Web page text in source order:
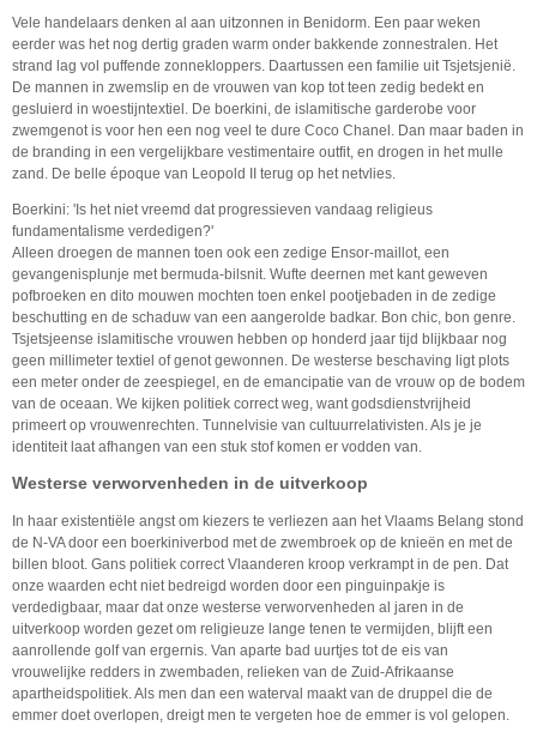
Vele handelaars denken al aan uitzonnen in Benidorm. Een paar weken
eerder was het nog dertig graden warm onder bakkende zonnestralen. Het
strand lag vol puffende zonnekloppers. Daartussen een familie uit Tsjetsjenië.
De mannen in zwemslip en de vrouwen van kop tot teen zedig bedekt en
gesluierd in woestijntextiel. De boerkini, de islamitische garderobe voor
zwemgenot is voor hen een nog veel te dure Coco Chanel. Dan maar baden in
de branding in een vergelijkbare vestimentaire outfit, en drogen in het mulle
zand. De belle époque van Leopold II terug op het netvlies.
Boerkini: 'Is het niet vreemd dat progressieven vandaag religieus
fundamentalisme verdedigen?'
Alleen droegen de mannen toen ook een zedige Ensor-maillot, een
gevangenisplunje met bermuda-bilsnit. Wufte deernen met kant geweven
pofbroeken en dito mouwen mochten toen enkel pootjebaden in de zedige
beschutting en de schaduw van een aangerolde badkar. Bon chic, bon genre.
Tsjetsjeense islamitische vrouwen hebben op honderd jaar tijd blijkbaar nog
geen millimeter textiel of genot gewonnen. De westerse beschaving ligt plots
een meter onder de zeespiegel, en de emancipatie van de vrouw op de bodem
van de oceaan. We kijken politiek correct weg, want godsdienstvrijheid
primeert op vrouwenrechten. Tunnelvisie van cultuurrelativisten. Als je je
identiteit laat afhangen van een stuk stof komen er vodden van.
Westerse verworvenheden in de uitverkoop
In haar existentiële angst om kiezers te verliezen aan het Vlaams Belang stond
de N-VA door een boerkiniverbod met de zwembroek op de knieën en met de
billen bloot. Gans politiek correct Vlaanderen kroop verkrampt in de pen. Dat
onze waarden echt niet bedreigd worden door een pinguinpakje is
verdedigbaar, maar dat onze westerse verworvenheden al jaren in de
uitverkoop worden gezet om religieuze lange tenen te vermijden, blijft een
aanrollende golf van ergernis. Van aparte bad uurtjes tot de eis van
vrouwelijke redders in zwembaden, relieken van de Zuid-Afrikaanse
apartheidspolitiek. Als men dan een waterval maakt van de druppel die de
emmer doet overlopen, dreigt men te vergeten hoe de emmer is vol gelopen.